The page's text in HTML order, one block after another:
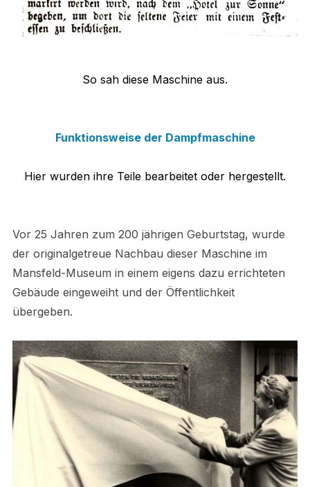
So sah diese Maschine aus.
Funktionsweise der Dampfmaschine
Hier wurden ihre Teile bearbeitet oder hergestellt.
Vor 25 Jahren zum 200 jährigen Geburtstag, wurde
der originalgetreue Nachbau dieser Maschine im
Mansfeld-Museum in einem eigens dazu errichteten
Gebäude eingeweiht und der Öffentlichkeit
übergeben.